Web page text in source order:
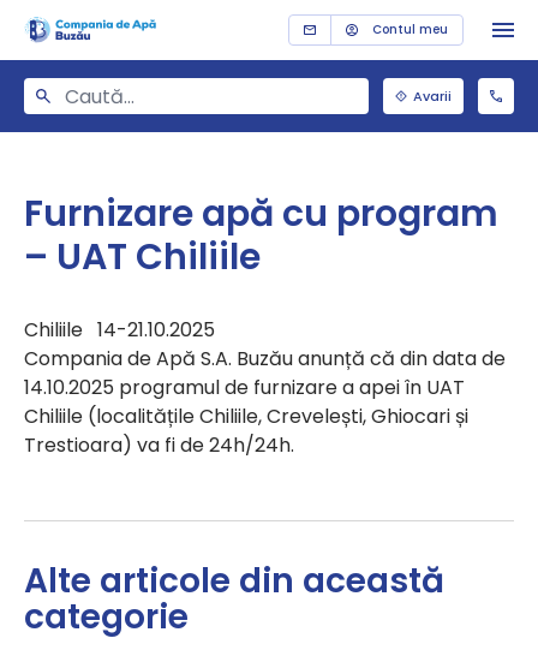
Contul meu
Avarii
Furnizare apă cu program
– UAT Chiliile
Chiliile 14-21.10.2025
Compania de Apă S.A. Buzău anunță că din data de
14.10.2025 programul de furnizare a apei în UAT
Chiliile (localitățile Chiliile, Crevelești, Ghiocari și
Trestioara) va fi de 24h/24h.
Alte articole din această
categorie